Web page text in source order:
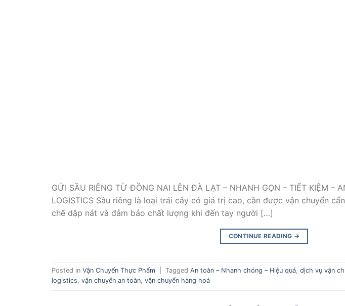
GỬI SẦU RIÊNG TỪ ĐỒNG NAI LÊN ĐÀ LẠT – NHANH GỌN – TIẾT KIỆM –
LOGISTICS Sầu riêng là loại trái cây có giá trị cao, cần được vận chuyển
chế dập nát và đảm bảo chất lượng khi đến tay người […]
CONTINUE READING →
Posted in Vận Chuyển Thực Phẩm Tagged An toàn – Nhanh chóng – Hiệu quả, dịch vụ vận
logistics, vận chuyển an toàn, vận chuyển hàng hoá